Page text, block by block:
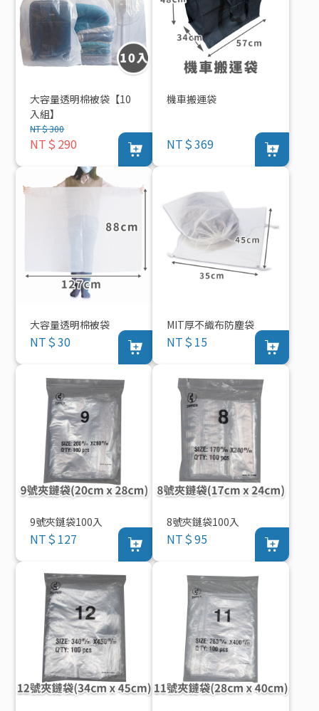
大容量透明棉被袋【10
入組】
NT＄300
NT＄290
機車搬運袋
NT＄369
大容量透明棉被袋
NT＄30
MIT厚不織布防塵袋
NT＄15
9號夾鏈袋100入
NT＄127
8號夾鏈袋100入
NT＄95